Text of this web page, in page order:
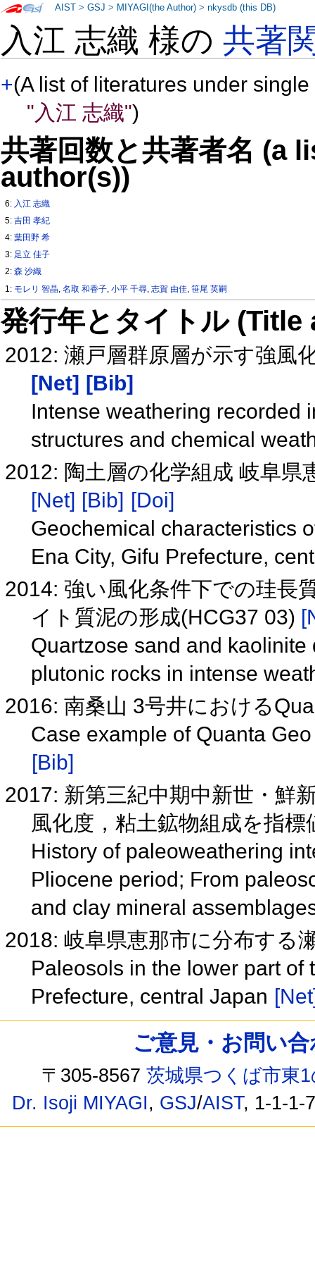
入江 志織 様の共著
+(A list of literatures under
"入江 志織")
共著回数と共著者名 (a
author(s))
6: 入江 志織
5:吉田 孝紀
4:葉田野 希
3: 足立 佳子
2:森 沙織
1: モレリ 智晶 ,名取 和香子 ,小平 千尋 ,志賀 由佳 ,笹尾 英嗣
発行年とタイトル
2012: 瀬戸層群原層が示す強風
[Net] [Bib]
Intense weathering recorded
structures and chemical
2012: 陶土層の化学組成 岐阜県
[Net] [Bib] [Doi]
Geochemical characteristics
Ena City, Gifu Prefecture,
2014: 強い風化条件下での珪長
イト質泥の形成(HCG37 03)
Quartzose sand and
plutonic rocks in intense
2016: 南桑山 3号井における
Case example of Quanta
[Bib]
2017: 新第三紀中期中新世・鮮
風化度，粘土鉱物組成を指
History of paleoweathering
Pliocene period; From
and clay mineral
2018: 岐阜県恵那市に分布する
Paleosols in the lower part of
Prefecture, central Japan
AIST >GSJ > MIYAGI(the Author) >nkysdb (this DB)
ご意見・お問い
〒305-8567茨城県つくば市東
Dr. Isoji MIYAGI, GSJ/AIST, 1-1-1-